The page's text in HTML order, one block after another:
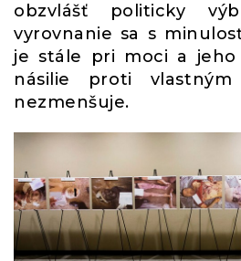
obzvlášť politicky
vyrovnanie sa s
je stále pri moci a jeho
násilie proti
nezmenšuje.